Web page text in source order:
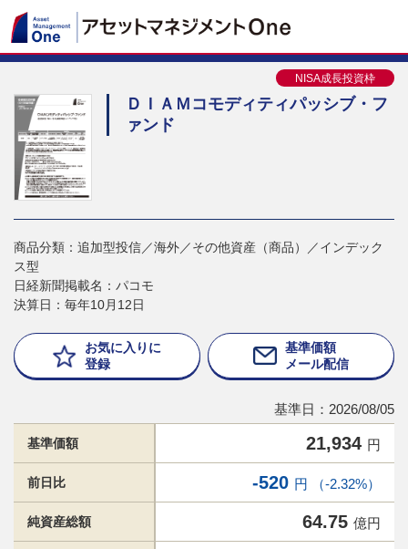
NISA成長投資枠
ＤＩＡＭコモディティパッシブ・フ
ァンド
商品分類：追加型投信／海外／その他資産（商品）／インデック
ス型
日経新聞掲載名：パコモ
決算日：毎年10月12日
お気に入りに
登録
基準価額
メール配信
基準日：2026/08/05
基準価額 21,934 円
前日比 -520 円 （-2.32%）
純資産総額 64.75 億円